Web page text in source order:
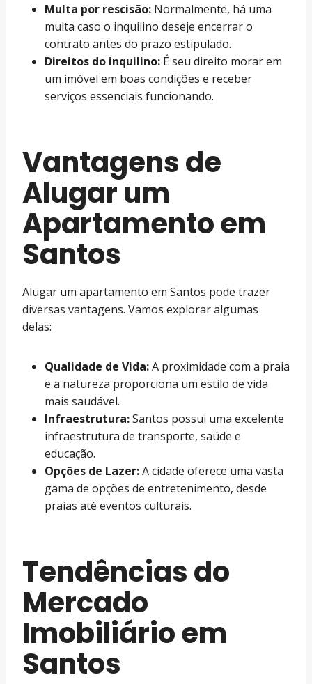
Multa por rescisão: Normalmente, há uma
multa caso o inquilino deseje encerrar o
contrato antes do prazo estipulado.
Direitos do inquilino: É seu direito morar em
um imóvel em boas condições e receber
serviços essenciais funcionando.
Vantagens de
Alugar um
Apartamento em
Santos
Alugar um apartamento em Santos pode trazer
diversas vantagens. Vamos explorar algumas
delas:
Qualidade de Vida:A proximidade com a praia
e a natureza proporciona um estilo de vida
mais saudável.
Infraestrutura:Santos possui uma excelente
infraestrutura de transporte, saúde e
educação.
Opções de Lazer:A cidade oferece uma vasta
gama de opções de entretenimento, desde
praias até eventos culturais.
Tendências do
Mercado
Imobiliário em
Santos